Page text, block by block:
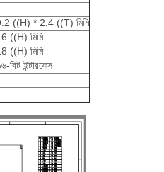
((H) * 2.4 ((T) মিমি
((H) মিমি
((H) মিমি
বিট ইন্টারফেস